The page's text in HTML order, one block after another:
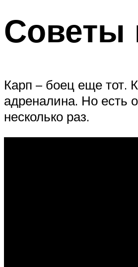
Советы
Карп – боец еще тот.
адреналина. Но есть
несколько раз.